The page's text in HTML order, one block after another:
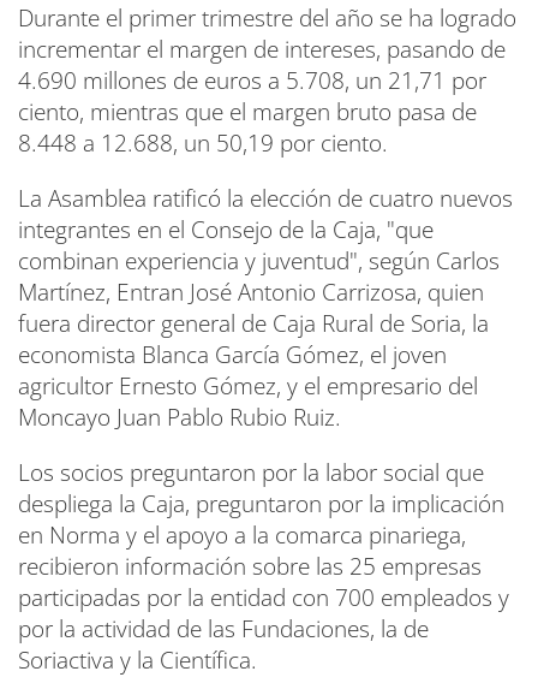
Durante el primer trimestre del año se ha logrado
incrementar el margen de intereses, pasando de
4.690 millones de euros a 5.708, un 21,71 por
ciento, mientras que el margen bruto pasa de
8.448 a 12.688, un 50,19 por ciento.
La Asamblea ratificó la elección de cuatro nuevos
integrantes en el Consejo de la Caja, "que
combinan experiencia y juventud", según Carlos
Martínez, Entran José Antonio Carrizosa, quien
fuera director general de Caja Rural de Soria, la
economista Blanca García Gómez, el joven
agricultor Ernesto Gómez, y el empresario del
Moncayo Juan Pablo Rubio Ruiz.
Los socios preguntaron por la labor social que
despliega la Caja, preguntaron por la implicación
en Norma y el apoyo a la comarca pinariega,
recibieron información sobre las 25 empresas
participadas por la entidad con 700 empleados y
por la actividad de las Fundaciones, la de
Soriactiva y la Científica.